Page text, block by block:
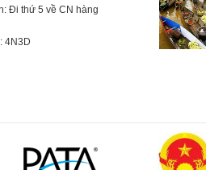
Đi thứ 5 về CN hàng
4N3D